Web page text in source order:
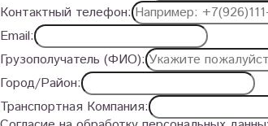
Контактный телефон:
Email:
Грузополучатель (ФИО):
Город/Район:
Транспортная Компания: